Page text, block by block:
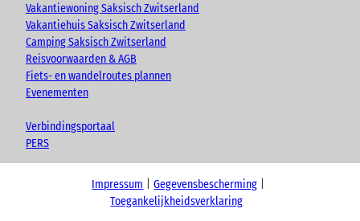
Vakantiewoning Saksisch Zwitserland
Vakantiehuis Saksisch Zwitserland
Camping Saksisch Zwitserland
Reisvoorwaarden & AGB
Fiets- en wandelroutes plannen
Evenementen
Verbindingsportaal
PERS
Impressum
Gegevensbescherming
Toegankelijkheidsverklaring